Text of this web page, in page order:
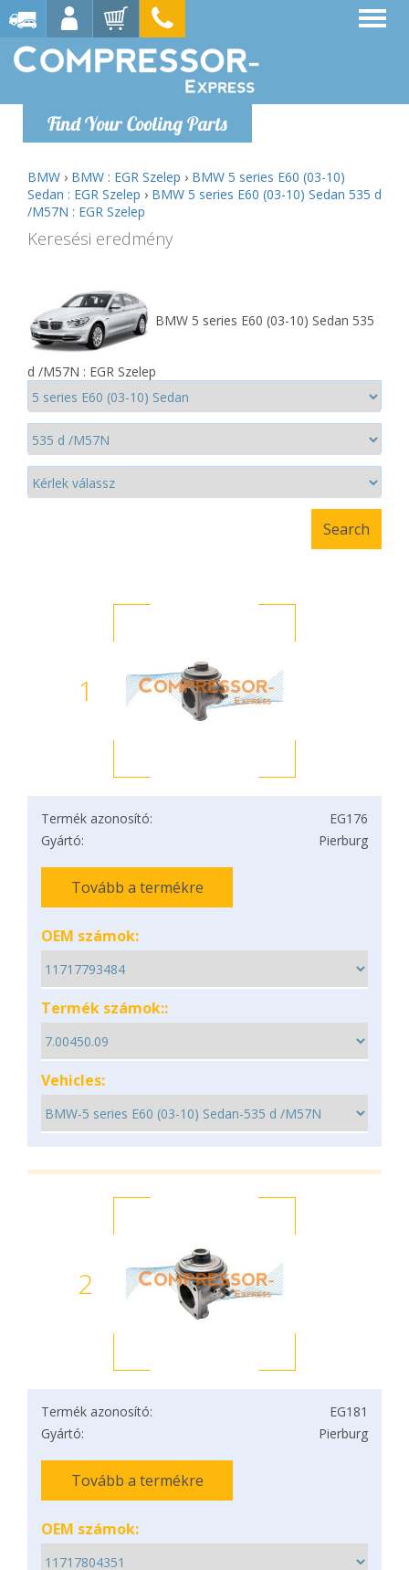
Find Your Cooling Parts
BMW › BMW : EGR Szelep › BMW 5 series E60 (03-10)
Sedan : EGR Szelep › BMW 5 series E60 (03-10) Sedan 535 d
/M57N : EGR Szelep
Keresési eredmény
BMW 5 series E60 (03-10) Sedan 535
d /M57N : EGR Szelep
1
Termék azonosító:
EG176
Gyártó:
Pierburg
Tovább a termékre
OEM számok:
Termék számok::
Vehicles:
2
Termék azonosító:
EG181
Gyártó:
Pierburg
Tovább a termékre
OEM számok: